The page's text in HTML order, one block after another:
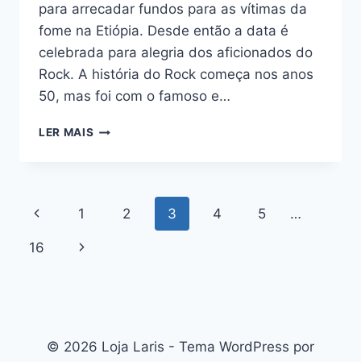
para arrecadar fundos para as vítimas da
fome na Etiópia. Desde então a data é
celebrada para alegria dos aficionados do
Rock. A história do Rock começa nos anos
50, mas foi com o famoso e…
LER MAIS HOJE
ROLL,BEBÊ
Navegação
da
Página
Anterior
1 2 3 4 5 …
16
Página
© 2026 Loja Laris - Tema WordPress por